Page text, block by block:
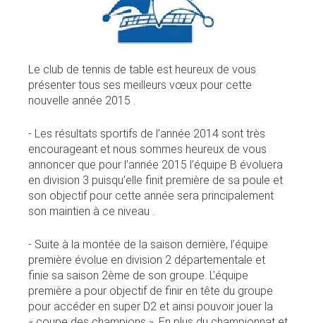
Le club de tennis de table est heureux de vous
présenter tous ses meilleurs vœux pour cette
nouvelle année 2015 .
- Les résultats sportifs de l’année 2014 sont très
encourageant et nous sommes heureux de vous
annoncer que pour l’année 2015 l’équipe B évoluera
en division 3 puisqu’elle finit première de sa poule et
son objectif pour cette année sera principalement
son maintien à ce niveau .
- Suite à la montée de la saison dernière, l’équipe
première évolue en division 2 départementale et
finie sa saison 2ème de son groupe. L’équipe
première a pour objectif de finir en tête du groupe
pour accéder en super D2 et ainsi pouvoir jouer la